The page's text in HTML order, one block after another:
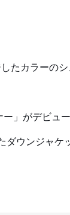
たカラーのシ
ー」がデビュー
ダウンジャケ